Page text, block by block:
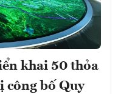
khai 50 thỏa
công bố Quy